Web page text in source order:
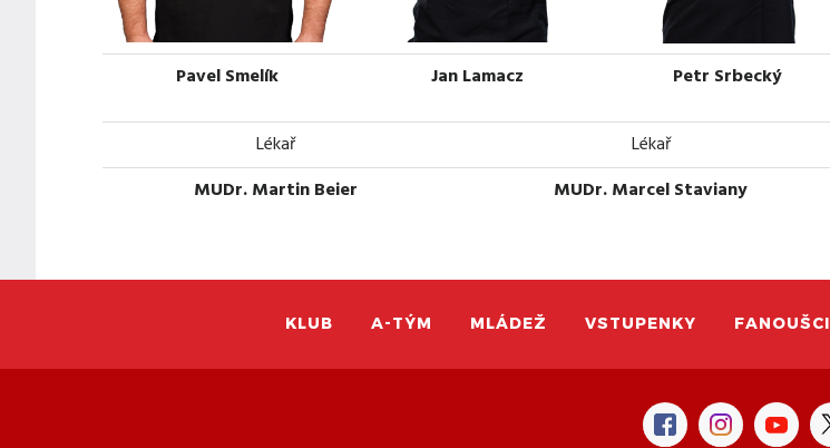
Pavel Smelík Jan Lamacz Petr Srbecký
Lékař
Lékař
MUDr. Martin Beier
MUDr. Marcel Staviany
KLUB A-TÝM MLÁDEŽ VSTUPENKY FANOUŠCI